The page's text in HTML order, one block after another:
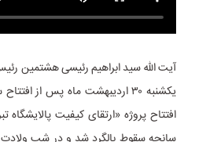
آیت الله سید ابراهیم رئیسی هشتمین
یکشنبه ۳۰ اردیبهشت ماه پس از
افتتاح پروژه «ارتقای کیفیت پالایشگاه